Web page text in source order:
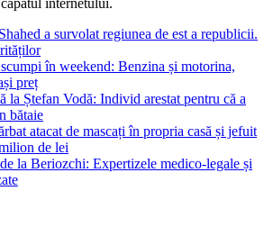
internetului.
a survolat regiunea de est a republicii.
în weekend: Benzina și motorina,
preț
Ștefan Vodă: Individ arestat pentru că a
bătaie
atacat de mascați în propria casă și jefuit
de lei
la Beriozchi: Expertizele medico-legale și